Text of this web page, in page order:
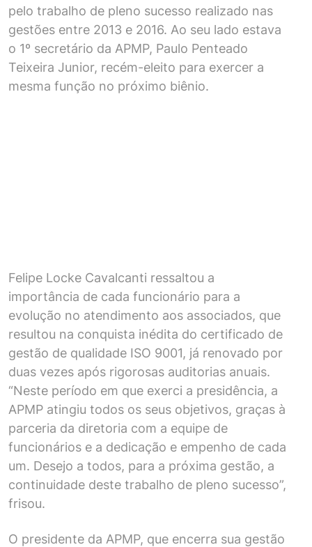
pelo trabalho de pleno sucesso realizado nas
gestões entre 2013 e 2016. Ao seu lado estava
o 1º secretário da APMP, Paulo Penteado
Teixeira Junior, recém-eleito para exercer a
mesma função no próximo biênio.
Felipe Locke Cavalcanti ressaltou a
importância de cada funcionário para a
evolução no atendimento aos associados, que
resultou na conquista inédita do certificado de
gestão de qualidade ISO 9001, já renovado por
duas vezes após rigorosas auditorias anuais.
“Neste período em que exerci a presidência, a
APMP atingiu todos os seus objetivos, graças à
parceria da diretoria com a equipe de
funcionários e a dedicação e empenho de cada
um. Desejo a todos, para a próxima gestão, a
continuidade deste trabalho de pleno sucesso”,
frisou.
O presidente da APMP, que encerra sua gestão